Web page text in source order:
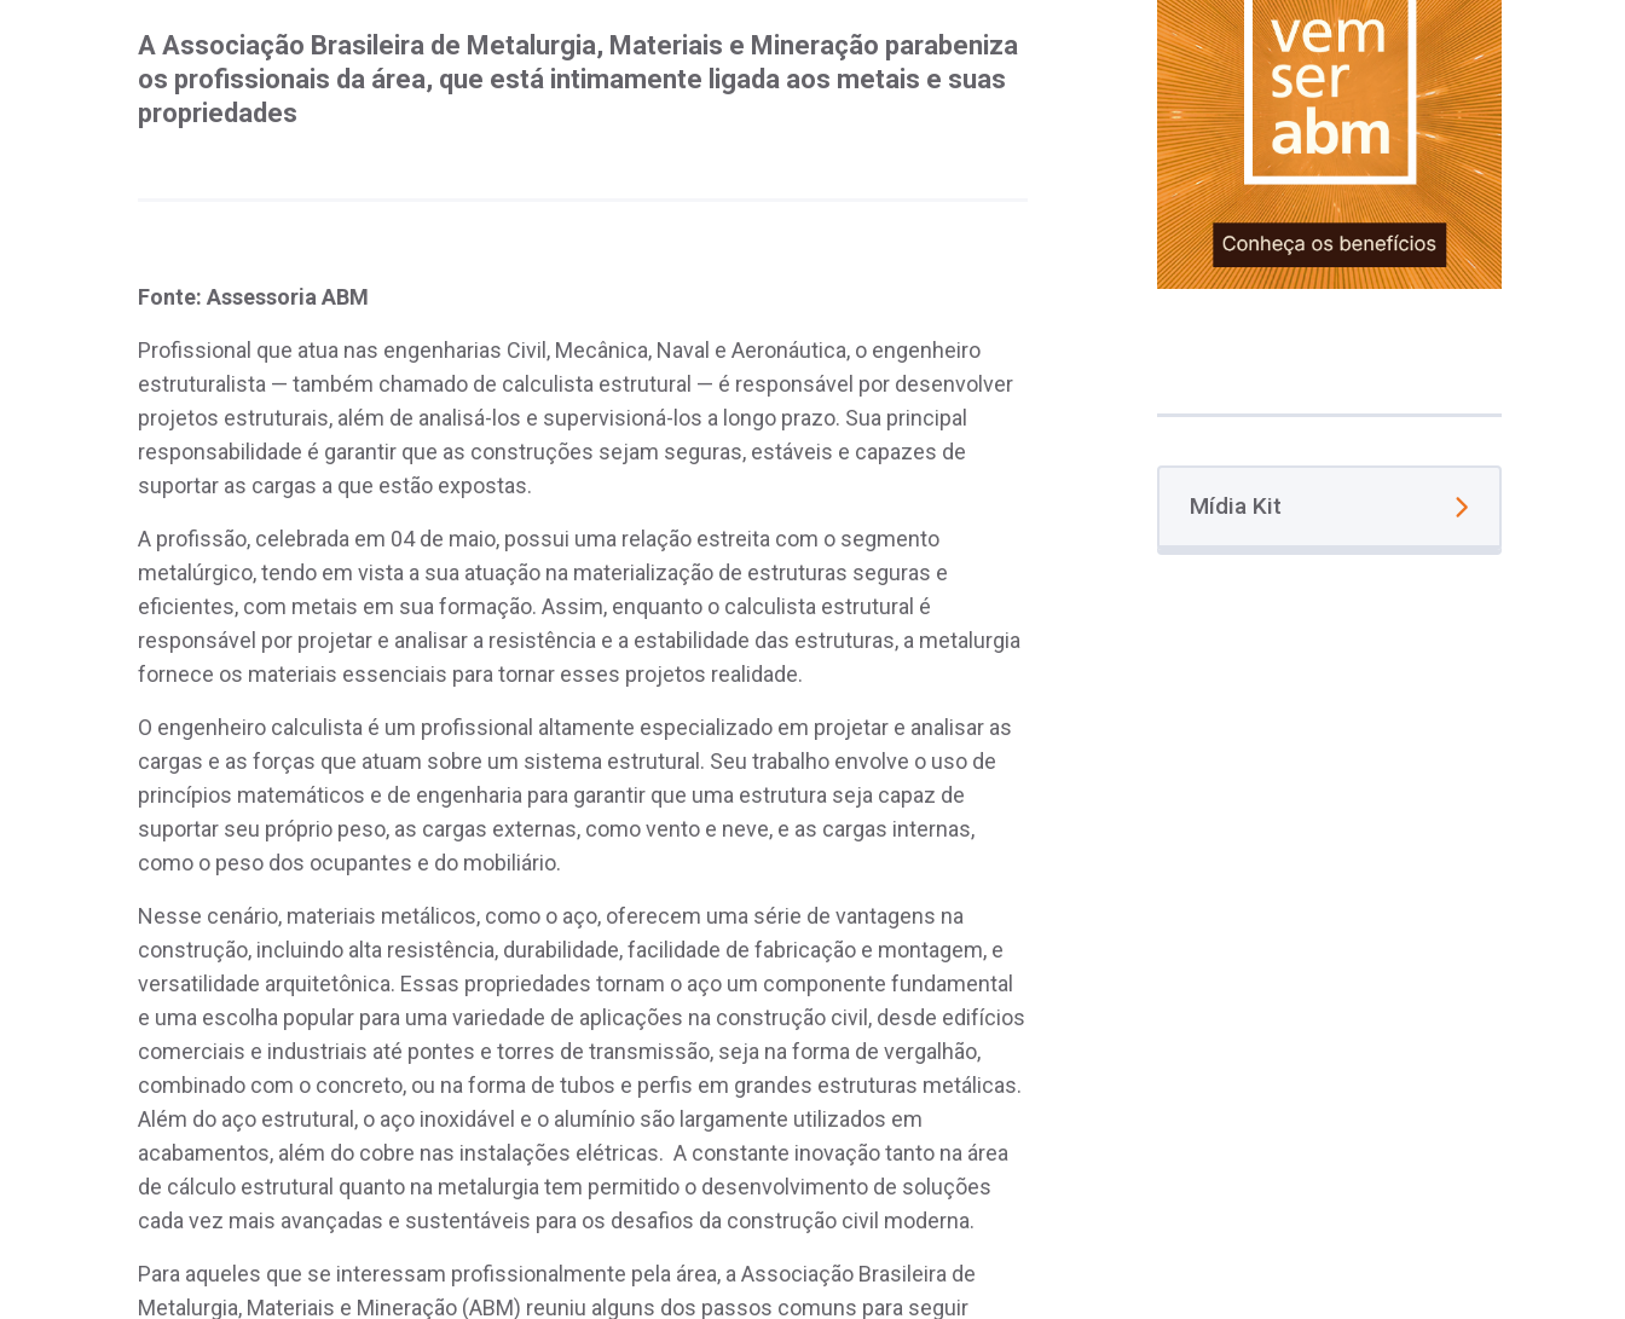
A Associação Brasileira de Metalurgia, Materiais e Mineração parabeniza
os profissionais da área, que está intimamente ligada aos metais e suas
propriedades
Fonte: Assessoria ABM
Profissional que atua nas engenharias Civil, Mecânica, Naval e Aeronáutica, o engenheiro
estruturalista — também chamado de calculista estrutural — é responsável por desenvolver
projetos estruturais, além de analisá-los e supervisioná-los a longo prazo. Sua principal
responsabilidade é garantir que as construções sejam seguras, estáveis e capazes de
suportar as cargas a que estão expostas.
A profissão, celebrada em 04 de maio, possui uma relação estreita com o segmento
metalúrgico, tendo em vista a sua atuação na materialização de estruturas seguras e
eficientes, com metais em sua formação. Assim, enquanto o calculista estrutural é
responsável por projetar e analisar a resistência e a estabilidade das estruturas, a metalurgia
fornece os materiais essenciais para tornar esses projetos realidade.
O engenheiro calculista é um profissional altamente especializado em projetar e analisar as
cargas e as forças que atuam sobre um sistema estrutural. Seu trabalho envolve o uso de
princípios matemáticos e de engenharia para garantir que uma estrutura seja capaz de
suportar seu próprio peso, as cargas externas, como vento e neve, e as cargas internas,
como o peso dos ocupantes e do mobiliário.
Nesse cenário, materiais metálicos, como o aço, oferecem uma série de vantagens na
construção, incluindo alta resistência, durabilidade, facilidade de fabricação e montagem, e
versatilidade arquitetônica. Essas propriedades tornam o aço um componente fundamental
e uma escolha popular para uma variedade de aplicações na construção civil, desde edifícios
comerciais e industriais até pontes e torres de transmissão, seja na forma de vergalhão,
combinado com o concreto, ou na forma de tubos e perfis em grandes estruturas metálicas.
Além do aço estrutural, o aço inoxidável e o alumínio são largamente utilizados em
acabamentos, além do cobre nas instalações elétricas. A constante inovação tanto na área
de cálculo estrutural quanto na metalurgia tem permitido o desenvolvimento de soluções
cada vez mais avançadas e sustentáveis para os desafios da construção civil moderna.
Para aqueles que se interessam profissionalmente pela área, a Associação Brasileira de
Metalurgia, Materiais e Mineração (ABM) reuniu alguns dos passos comuns para seguir
Mídia Kit